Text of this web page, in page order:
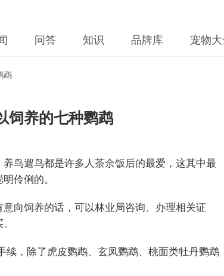
问答 知识 品牌库 宠物大
鹉
饲养的七种鹦鹉
鸟遛鸟都是许多人茶余饭后的最爱，这其中最
伶俐的。
向饲养的话，可以林业局咨询、办理相关证
，除了虎皮鹦鹉、玄凤鹦鹉、桃面类牡丹鹦鹉